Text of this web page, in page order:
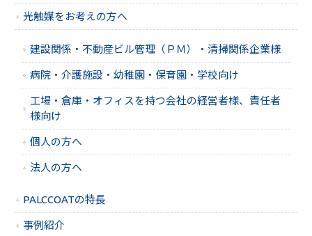
光触媒をお考えの方へ
建設関係・不動産ビル管理（ＰＭ）・清掃関係企業様
病院・介護施設・幼稚園・保育園・学校向け
工場・倉庫・オフィスを持つ会社の経営者様、責任者
様向け
個人の方へ
法人の方へ
PALCCOATの特長
事例紹介